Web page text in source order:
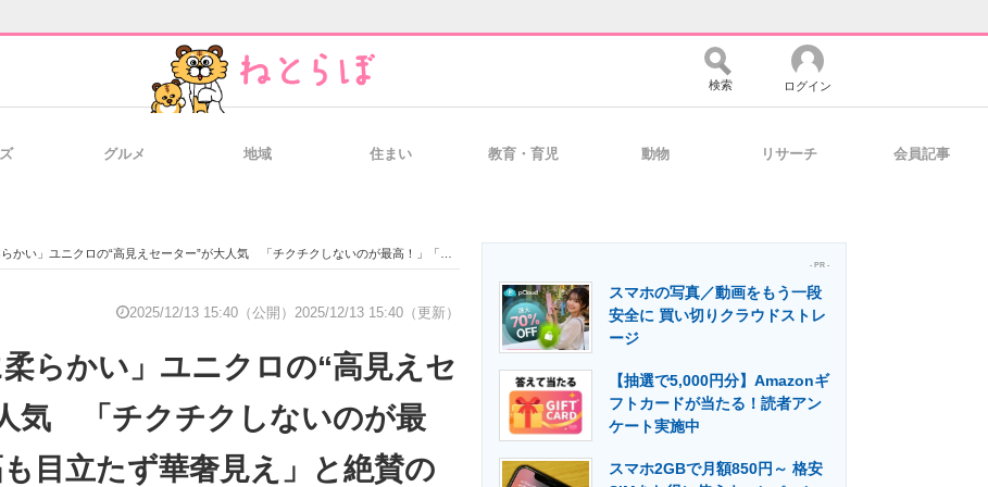
経営リーダーのコミュニティ マーケ×ITの今がよく分かる
製品の総合サイト 製造業のIT導入・活用を支援
検索 ログイン
グルメ 地域 住まい 教育・育児 動物 リサーチ 会員記事
」ユニクロの“高見えセーター”が大人気 「チクチクしないのが最高！」「肩幅も目立たず華奢見え」と絶賛の声
2025/12/13 15:40（公開） 2025/12/13 15:40（更新）
柔らかい」ユニクロの“高見えセ
気 「チクチクしないのが最
目立たず華奢見え」と絶賛の
- PR -
スマホの写真／動画をもう一段
安全に 買い切りクラウドストレ
ージ
【抽選で5,000円分】Amazonギ
フトカードが当たる！読者アン
ケート実施中
スマホ2GBで月額850円～ 格安